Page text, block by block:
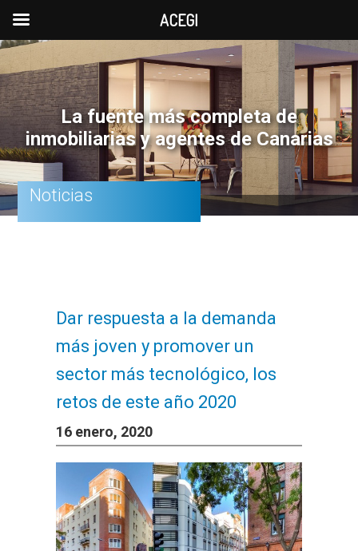
Saltar
a
la
navegación
principal
Saltar
al
contenido
principal
Saltar
a
la
barra
lateral
principal
La fuente más completa de
inmobiliarias y agentes de Canarias
Noticias
Dar respuesta a la demanda
más joven y promover un
sector más tecnológico, los
retos de este año 2020
16 enero, 2020
ACEGI